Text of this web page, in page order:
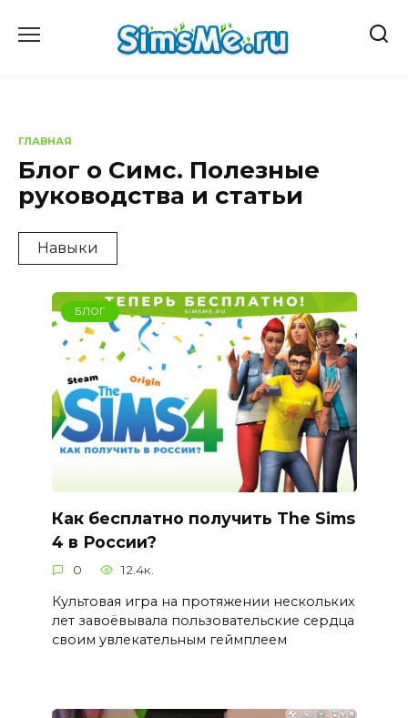
ГЛАВНАЯ
Блог о Симс. Полезные
руководства и статьи
Навыки
БЛОГ
Как бесплатно получить The Sims
4 в России?
0 12.4к.
Культовая игра на протяжении нескольких
лет завоёвывала пользовательские сердца
своим увлекательным геймплеем